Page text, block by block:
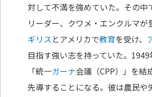
対して不満を強めていた。その中
リーダー、クワメ・エンクルマが
ギリス とアメリカで教育を受け、
目指す強い志を持っていた。
「統一ガーナ会議（CPP）」を結
先導することになる。彼は農民や